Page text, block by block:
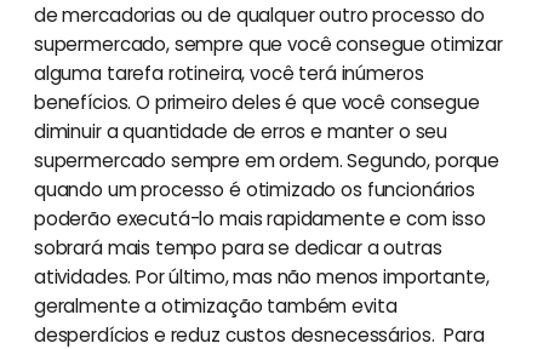
de mercadorias ou de qualquer outro processo do
supermercado, sempre que você consegue otimizar
alguma tarefa rotineira, você terá inúmeros
benefícios. O primeiro deles é que você consegue
diminuir a quantidade de erros e manter o seu
supermercado sempre em ordem. Segundo, porque
quando um processo é otimizado os funcionários
poderão executá-lo mais rapidamente e com isso
sobrará mais tempo para se dedicar a outras
atividades. Por último, mas não menos importante,
geralmente a otimização também evita
desperdícios e reduz custos desnecessários. Para